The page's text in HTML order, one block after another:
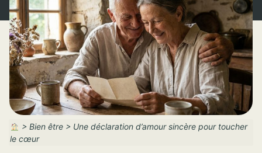
> Bien être> Une déclaration d’amour sincère pour toucher
le cœur